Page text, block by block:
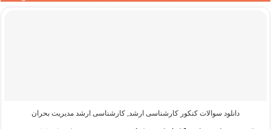
دانلود سوالات کنکور کارشناسی ارشد, کارشناسی ارشد مدیریت بحران